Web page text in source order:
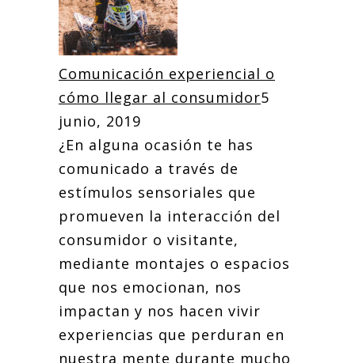
Comunicación experiencial o
cómo llegar al consumidor5
junio, 2019
¿En alguna ocasión te has
comunicado a través de
estímulos sensoriales que
promueven la interacción del
consumidor o visitante,
mediante montajes o espacios
que nos emocionan, nos
impactan y nos hacen vivir
experiencias que perduran en
nuestra mente durante mucho